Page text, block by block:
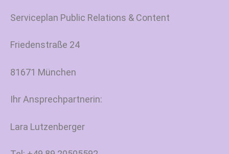
Serviceplan Public Relations & Content
Friedenstraße 24
81671 München
Ihr Ansprechpartnerin:
Lara Lutzenberger